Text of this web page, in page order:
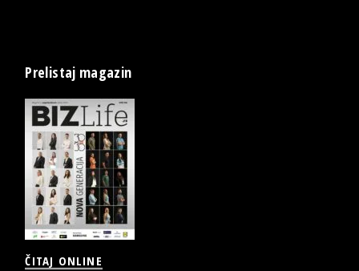
Prelistaj magazin
ČITAJ ONLINE